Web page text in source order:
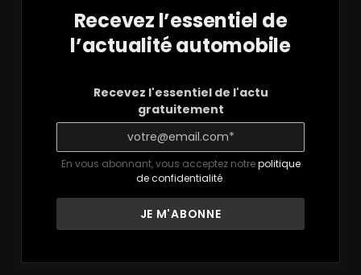
Recevez l’essentiel de
l’actualité automobile
Recevez l'essentiel de l'actu
gratuitement
En vous abonnant, vous acceptez notrepolitique
de confidentialité.